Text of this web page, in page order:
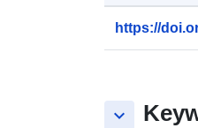
https://
keyboard_arrow_down